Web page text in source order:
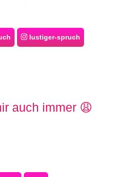
lustiger-spruch
auch immer 😩